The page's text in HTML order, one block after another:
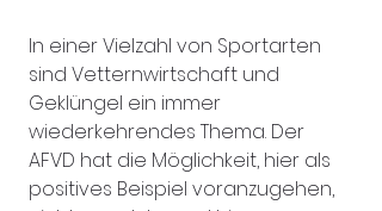
In einer Vielzahl von Sportarten
sind Vetternwirtschaft und
Geklüngel ein immer
wiederkehrendes Thema. Der
AFVD hat die Möglichkeit, hier als
positives Beispiel voranzugehen,